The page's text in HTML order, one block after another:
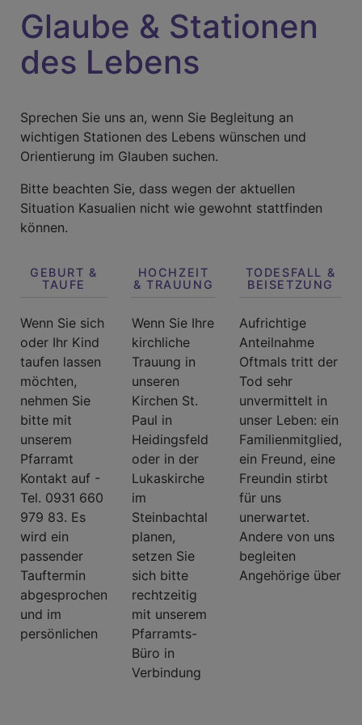
Glaube & Stationen
des Lebens
Sprechen Sie uns an, wenn Sie Begleitung an
wichtigen Stationen des Lebens wünschen und
Orientierung im Glauben suchen.
Bitte beachten Sie, dass wegen der aktuellen
Situation Kasualien nicht wie gewohnt stattfinden
können.
GEBURT &
TAUFE
Wenn Sie sich
oder Ihr Kind
taufen lassen
möchten,
nehmen Sie
bitte mit
unserem
Pfarramt
Kontakt auf -
Tel. 0931 660
979 83. Es
wird ein
passender
Tauftermin
abgesprochen
und im
persönlichen
HOCHZEIT
& TRAUUNG
Wenn Sie Ihre
kirchliche
Trauung in
unseren
Kirchen St.
Paul in
Heidingsfeld
oder in der
Lukaskirche
im
Steinbachtal
planen,
setzen Sie
sich bitte
rechtzeitig
mit unserem
Pfarramts-
Büro in
Verbindung
TODESFALL &
BEISETZUNG
Aufrichtige
Anteilnahme
Oftmals tritt der
Tod sehr
unvermittelt in
unser Leben: ein
Familienmitglied,
ein Freund, eine
Freundin stirbt
für uns
unerwartet.
Andere von uns
begleiten
Angehörige über